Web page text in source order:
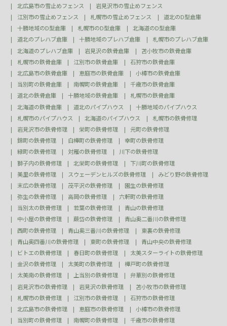
北広島市の雪止めフェンス
岩見沢市の雪止めフェンス
江別市の雪止めフェンス
札幌市の雪止めフェンス
道北のD型倉庫
十勝地域のD型倉庫
札幌市のD型倉庫
北海道のD型倉庫
道北のプレハブ倉庫
十勝地域のプレハブ倉庫
札幌市のプレハブ倉庫
北海道のプレハブ倉庫
岩見沢の鉄骨倉庫
苫小牧市の鉄骨倉庫
札幌市の鉄骨倉庫
江別市の鉄骨倉庫
石狩市の鉄骨倉庫
北広島市の鉄骨倉庫
恵庭市の鉄骨倉庫
小樽市の鉄骨倉庫
当別町の鉄骨倉庫
南幌町の鉄骨倉庫
千歳市の鉄骨倉庫
道北の鉄骨倉庫
十勝地域の鉄骨倉庫
札幌市の鉄骨倉庫
北海道の鉄骨倉庫
道北のパイプハウス
十勝地域のパイプハウス
札幌市のパイプハウス
北海道のパイプハウス
札幌市の鉄骨修理
岩見沢市の鉄骨修理
栄町の鉄骨修理
元町の鉄骨修理
錦町の鉄骨修理
白樺町の鉄骨修理
幸町の鉄骨修理
緑町の鉄骨修理
対雁の鉄骨修理
川下の鉄骨修理
獅子内の鉄骨修理
北栄町の鉄骨修理
下川町の鉄骨修理
美里の鉄骨修理
スウェーデンヒルズの鉄骨修理
みどり野の鉄骨修理
末広の鉄骨修理
茂平沢の鉄骨修理
園生の鉄骨修理
弥生の鉄骨修理
高岡の鉄骨修理
六軒町の鉄骨修理
当別太の鉄骨修理
若葉の鉄骨修理
青山の鉄骨修理
中小屋の鉄骨修理
蕨岱の鉄骨修理
青山奥二番川の鉄骨修理
西町の鉄骨修理
青山奥三番川の鉄骨修理
東裏の鉄骨修理
青山奥四番川の鉄骨修理
東町の鉄骨修理
青山中央の鉄骨修理
ビトエの鉄骨修理
春日町の鉄骨修理
太美スターライトの鉄骨修理
金沢の鉄骨修理
太美町の鉄骨修理
樺戸町の鉄骨修理
太美南の鉄骨修理
上当別の鉄骨修理
弁華別の鉄骨修理
岩見沢市の鉄骨修理
岩見沢の鉄骨修理
苫小牧市の鉄骨修理
札幌市の鉄骨修理
江別市の鉄骨修理
石狩市の鉄骨修理
北広島市の鉄骨修理
恵庭市の鉄骨修理
小樽市の鉄骨修理
当別町の鉄骨修理
南幌町の鉄骨修理
千歳市の鉄骨修理